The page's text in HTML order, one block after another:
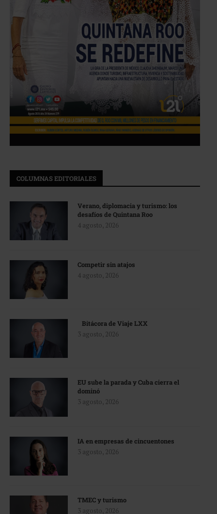
COLUMNAS EDITORIALES
Verano, diplomacia y turismo: los
desafíos de Quintana Roo
4 agosto, 2026
Competir sin atajos
4 agosto, 2026
Bitácora de Viaje LXX
3 agosto, 2026
EU sube la parada y Cuba cierra el
dominó
3 agosto, 2026
IA en empresas de cincuentones
3 agosto, 2026
TMEC y turismo
3 agosto, 2026